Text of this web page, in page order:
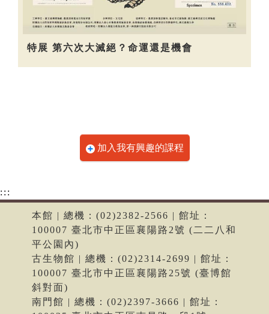
特展 第六次大滅絕？命運還是機會
加入我有興趣的課程
:::
本館 | 總機：(02)2382-2566 | 館址：
100007 臺北市中正區襄陽路2號 (二二八和
平公園內)
古生物館 | 總機：(02)2314-2699 | 館址：
100007 臺北市中正區襄陽路25號 (臺博館
斜對面)
南門館 | 總機：(02)2397-3666 | 館址：